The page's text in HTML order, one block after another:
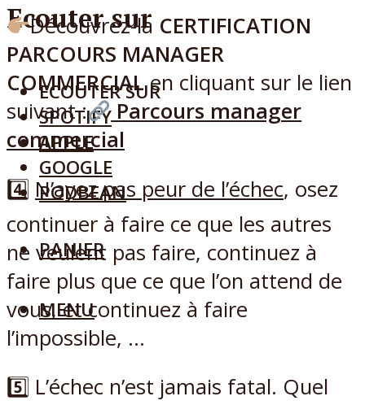
Ecouter sur
ECOUTER SUR
SPOTIFY
APPLE
GOOGLE
PODBEAN
PANIER
MENU
Découvrez-la CERTIFICATION
PARCOURS MANAGER
COMMERCIALen cliquant sur le lien
suivant :
Parcours manager
commercial
4️⃣ N’ayez pas peur de l’échec, osez
continuer à faire ce que les autres
ne veulent pas faire, continuez à
faire plus que ce que l’on attend de
vous, et continuez à faire
l’impossible, …
5️⃣ L’échec n’est jamais fatal. Quel